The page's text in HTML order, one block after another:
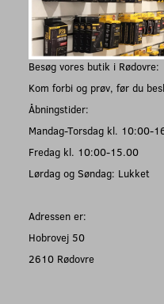
Besøg vores butik i Rødovre:
Kom forbi og prøv, før du
Åbningstider:
Mandag-Torsdag kl. 10:00-
Fredag kl. 10:00-15.00
Lørdag og Søndag: Lukket
Adressen er:
Hobrovej 50
2610 Rødovre